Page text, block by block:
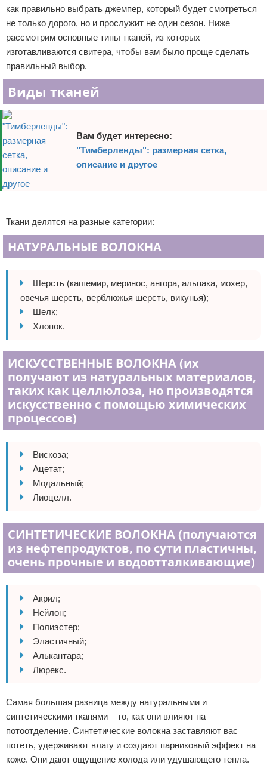
Парфюмерия
Прически
Разное
Уход за лицом
Хирургия
как правильно выбрать джемпер, который будет смотреться
не только дорого, но и прослужит не один сезон. Ниже
рассмотрим основные типы тканей, из которых
изготавливаются свитера, чтобы вам было проще сделать
правильный выбор.
Виды тканей
Вам будет интересно:
"Тимберленды": размерная сетка,
описание и другое
Ткани делятся на разные категории:
НАТУРАЛЬНЫЕ ВОЛОКНА
Шерсть (кашемир, меринос, ангора, альпака, мохер,
овечья шерсть, верблюжья шерсть, викунья);
Шелк;
Хлопок.
ИСКУССТВЕННЫЕ ВОЛОКНА (их
получают из натуральных материалов,
таких как целлюлоза, но производятся
искусственно с помощью химических
процессов)
Вискоза;
Ацетат;
Модальный;
Лиоцелл.
СИНТЕТИЧЕСКИЕ ВОЛОКНА (получаются
из нефтепродуктов, по сути пластичны,
очень прочные и водоотталкивающие)
Акрил;
Нейлон;
Полиэстер;
Эластичный;
Алькантара;
Люрекс.
Самая большая разница между натуральными и
синтетическими тканями – то, как они влияют на
потоотделение. Синтетические волокна заставляют вас
потеть, удерживают влагу и создают парниковый эффект на
коже. Они дают ощущение холода или удушающего тепла.